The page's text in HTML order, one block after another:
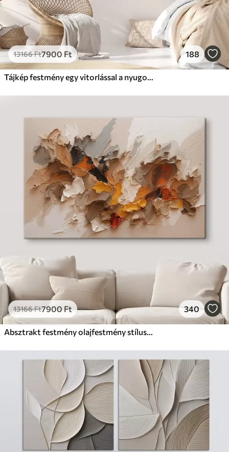
13166Ft7900 Ft 188
Tájkép festmény egy vitorlással a nyugodt tengeren, narancssárga és sárga égbolt, távoli hegyek
13166Ft7900Ft 340
Absztrakt festmény olajfestmény stílusban